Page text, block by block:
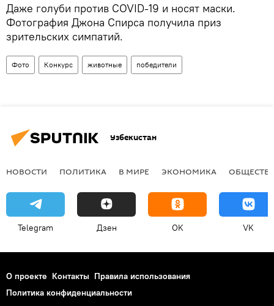
Даже голуби против COVID-19 и носят маски.
Фотография Джона Спирса получила приз
зрительских симпатий.
Фото Конкурс животные победители
Узбекистан
НОВОСТИ ПОЛИТИКА В МИРЕ ЭКОНОМИКА
Telegram Дзен OK VK
О проекте Контакты Правила использования
Политика конфиденциальности